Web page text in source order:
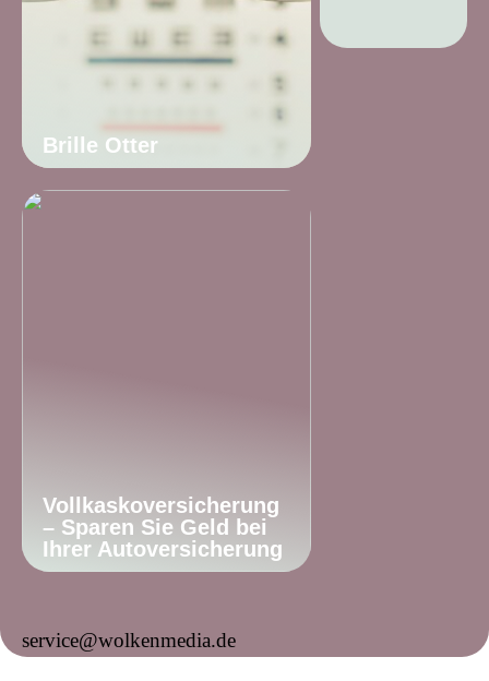
Brille Otter
Vollkaskoversicherung
– Sparen Sie Geld bei
Ihrer Autoversicherung
service@wolkenmedia.de